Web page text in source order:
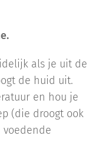
als je uit de
de huid uit.
en hou je
(die droogt ook